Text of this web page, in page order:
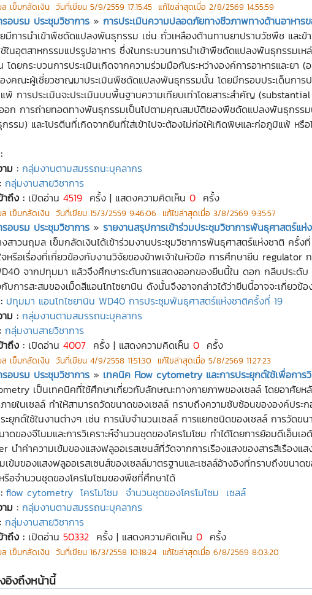
เข็มกลัดเงิน วันที่เขียน 5/9/2559 17:15:45 แก้ไขล่าสุดเมื่อ 2/8/2569 14:55:59
อบรม ประชุมวิชาการ » การประเมินความปลอดภัยทางชีวภาพทางด้านอาหา
ยมีการนำเข้าพืชดัดแปลงพันธุกรรม เช่น ถั่วเหลืองต้านทานยาปราบวัชพืช และข้
ในอุตสาหกรรมแปรรูปอาหาร ซึ่งในกระบวนการนำเข้าพืชดัดแปลงพันธุกรรม
โดยกระบวนการประเมินเกิดจากความร่วมมือกันระหว่างองค์การอาหารและย
งคณะผู้เชี่ยวชาญมาประเมินพืชดัดแปลงพันธุกรรมนั้น โดยมีกรอบประเด็นกา
พ้ การประเมินจะประเมินบนพื้นฐานความเทียบเท่าโดยสาระสำคัญ
อก การถ่ายทอดทางพันธุกรรมเป็นไปตามคุณสมบัติของพืชดัดแปลงพันธุกรร
รรม) และโปรตีนที่เกิดจากยีนที่ใส่เข้าไปจะต้องไม่ก่อให้เกิดพิษและก่อภูมิแพ้
ม : กลุ่มงานตามสมรรถนะบุคลากร
กลุ่มงานสายวิชาการ
าถึง : เปิดอ่าน 4519 ครั้ง | แสดงความคิดเห็น 0 ครั้ง
เข็มกลัดเงิน วันที่เขียน 15/3/2559 9:46:06 แก้ไขล่าสุดเมื่อ 3/8/2569 9:35:57
อบรม ประชุมวิชาการ » รายงานสรุปการเข้าร่วมประชุมวิชาการพันธุศาสตร์แ
งสาวนฤมล เข็มกลัดเงินได้เข้าร่วมงานประชุมวิชาการพันธุศาสตร์แห่งชาติ ครั้
จหรือเรื่องที่เกี่ยวข้องกับงานวิจัยของข้าพเจ้าในหัวข้อ การศึกษายีน
จากปทุมมา แล้วจึงศึกษาระดับการแสดงออกของยีนนี้ใน ดอก กลีบประดั
บการสะสมของเม็ดสีแอนโทไซยานิน ดังนั้นจึงอาจกล่าวได้ว่ายีนนี้อาจจะเกี่ยว
ปทุมมา แอนโทไซยานิน WD40 การประชุมพันธุศาสตร์แห่งชาติครั้งที่ 19
ม : กลุ่มงานตามสมรรถนะบุคลากร
กลุ่มงานสายวิชาการ
าถึง : เปิดอ่าน 4007 ครั้ง | แสดงความคิดเห็น 0 ครั้ง
เข็มกลัดเงิน วันที่เขียน 4/9/2558 11:51:30 แก้ไขล่าสุดเมื่อ 5/8/2569 11:27:23
อบรม ประชุมวิชาการ » เทคนิค Flow cytometry และการประยุกต์ใช้เพื่อการ
เป็นเทคนิคที่ใช้ศึกษาเกี่ยวกับลักษณะทางกายภาพของเซลล์ โดยอาศัยหลั
ายในเซลล์ ทำให้สามารถวัดขนาดของเซลล์ ทราบถึงความซับซ้อนขององค์ปร
ะยุกต์ใช้ในงานต่างๆ เช่น การนับจำนวนเซลล์ การแยกชนิดของเซลล์ การวัดข
าดของจีโนมและการวิเคราะห์จำนวนชุดของโครโมโซม ทำได้โดยการย้อมดีเอ็น
นำค่าความเข้มของแสงฟลูออเรสเซนส์ที่วัดจากการเรืองแสงของสารสีเรืองแ
ข้มของแสงฟลูออเรสเซนส์ของเซลล์มาตรฐานและเซลล์อ้างอิงที่ทราบถึงขนาด
รือจำนวนชุดของโครโมโซมของพืชที่ศึกษาได้
flow cytometry โครโมโซม จำนวนชุดของโครโมโซม เซลล์
ม : กลุ่มงานตามสมรรถนะบุคลากร
กลุ่มงานสายวิชาการ
าถึง : เปิดอ่าน 50332 ครั้ง | แสดงความคิดเห็น 0 ครั้ง
เข็มกลัดเงิน วันที่เขียน 16/3/2558 10:18:24 แก้ไขล่าสุดเมื่อ 6/8/2569 8:03:20
อิงถึงหน้านี้